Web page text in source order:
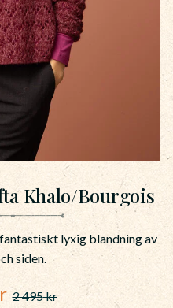
Khalo/Bourgois
lyxig blandning av
siden.
pris:
Ordinarie pris:
2 495kr